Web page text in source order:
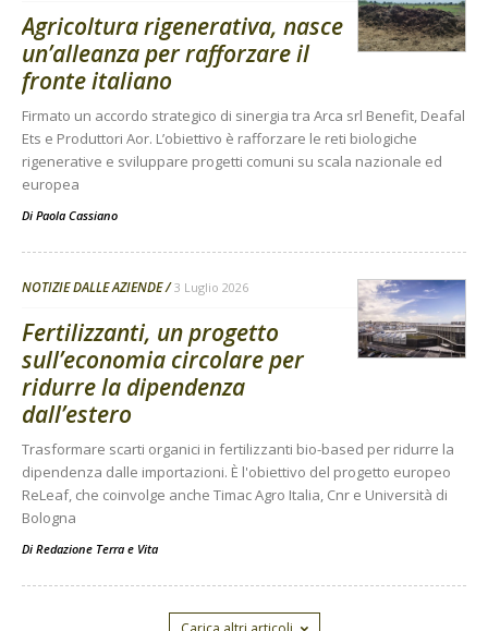
Agricoltura rigenerativa, nasce
un’alleanza per rafforzare il
fronte italiano
Firmato un accordo strategico di sinergia tra Arca srl Benefit, Deafal
Ets e Produttori Aor. L’obiettivo è rafforzare le reti biologiche
rigenerative e sviluppare progetti comuni su scala nazionale ed
europea
Di Paola Cassiano
NOTIZIE DALLE AZIENDE 3 Luglio 2026
Fertilizzanti, un progetto
sull’economia circolare per
ridurre la dipendenza
dall’estero
Trasformare scarti organici in fertilizzanti bio-based per ridurre la
dipendenza dalle importazioni. È l'obiettivo del progetto europeo
ReLeaf, che coinvolge anche Timac Agro Italia, Cnr e Università di
Bologna
Di Redazione Terra e Vita